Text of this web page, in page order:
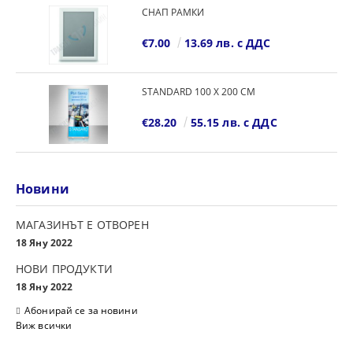
СНАП РАМКИ
€7.00 13.69 лв. с ДДС
STANDARD 100 Х 200 СМ
€28.20 55.15 лв. с ДДС
Новини
МАГАЗИНЪТ Е ОТВОРЕН
18 Яну 2022
НОВИ ПРОДУКТИ
18 Яну 2022
Абонирай се за новини
Виж всички